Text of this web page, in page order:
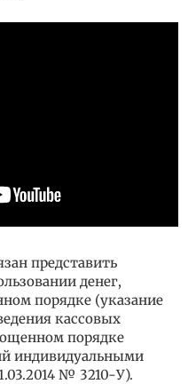
представить
денег,
порядке (указание
кассовых
порядке
индивидуальными
№ 3210-У).